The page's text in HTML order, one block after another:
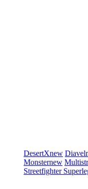
DesertXnew Diavel
Monsternew
Streetfighter